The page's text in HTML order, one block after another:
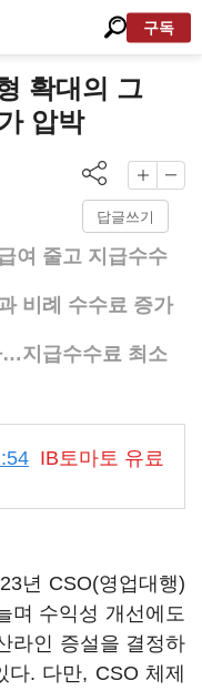
구독
확대의 그
압박
답글쓰기
여 줄고 지급수수
비례 수수료 증가
…지급수수료 최소
IB토마토 유료
년 CSO(영업대행)
며 수익성 개선에도
라인 증설을 결정하
. 다만, CSO 체제